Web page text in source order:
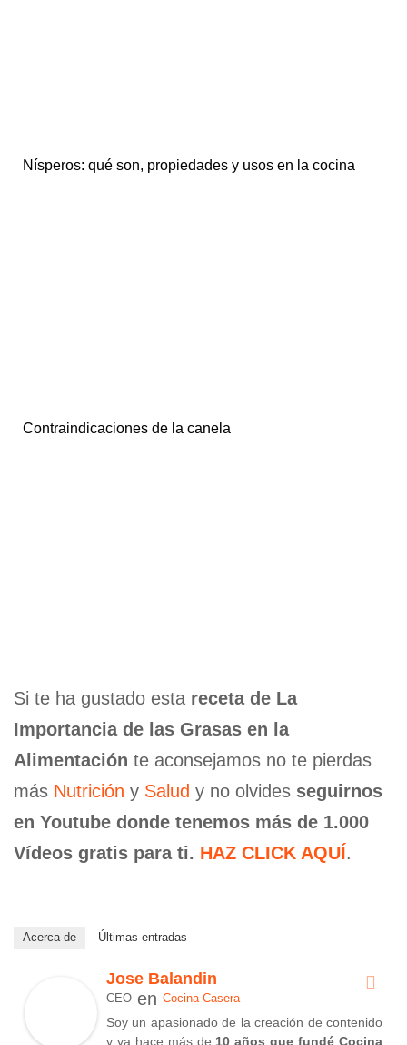
Nísperos: qué son, propiedades y usos en la cocina
Contraindicaciones de la canela
Si te ha gustado esta receta de La
Importancia de las Grasas en la
Alimentación te aconsejamos no te pierdas
más Nutrición y Salud y no olvides seguirnos
en Youtube donde tenemos más de 1.000
Vídeos gratis para ti. HAZ CLICK AQUÍ.
Acerca de Últimas entradas
Jose Balandin
CEO en Cocina Casera
Soy un apasionado de la creación de contenido
y ya hace más de 10 años que fundé Cocina